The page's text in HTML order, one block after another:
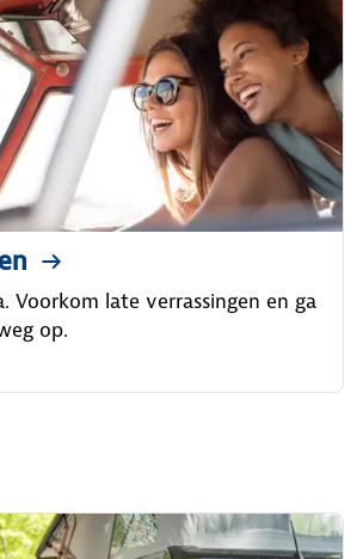
Voorkom late verrassingen en ga
op.